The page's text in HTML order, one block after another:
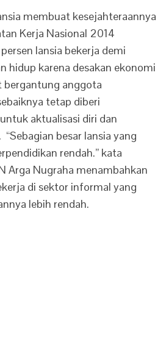
membuat kesejahteraannya
Kerja Nasional 2014
lansia bekerja demi
hidup karena desakan ekonomi
anggota
tetap diberi
aktualisasi diri dan
besar lansia yang
rendah.” kata
Arga Nugraha menambahkan
di sektor informal yang
lebih rendah.